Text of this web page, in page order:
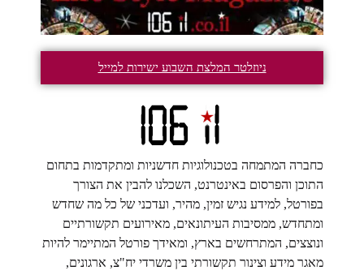
ניוזלטר המלצת השבוע ישירות למייל
כחברה המתמחה בטכנולוגיות חדשניות ומתקדמות בתחום
התוכן והפרסום באינטרנט, השכלנו להבין את הצורך
בפורטל, למידע נגיש זמין, מהיר, ועדכני של כל מה שחדש
ומתחדש, ממסיבות העיתונאים, מאירועים תקשורתיים
ונוצצים, המתרחשים בארץ, ומאידך פורטל המתיימר להיות
מאגר מידע וצינור תקשורתי בין משרדי יח"צ, ארגונים,